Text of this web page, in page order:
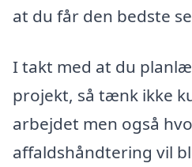
at du får den bedste
I takt med at du
projekt, så tænk ikke
arbejdet men også
affaldshåndtering vil